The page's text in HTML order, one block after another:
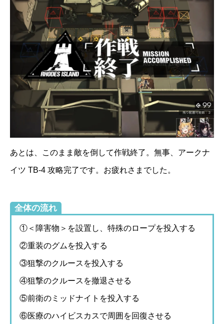
あとは、このまま敵を倒して作戦終了。無事、アークナ
イツ TB-4 攻略完了です。お疲れさまでした。
全体の流れ
①＜障害物＞を設置し、特殊のロープを投入する
②重装のグムを投入する
③狙撃のクルースを投入する
④狙撃のクルースを撤退させる
⑤前衛のミッドナイトを投入する
⑥医療のハイビスカスで周囲を回復させる